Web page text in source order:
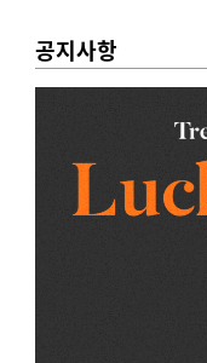
공지사항